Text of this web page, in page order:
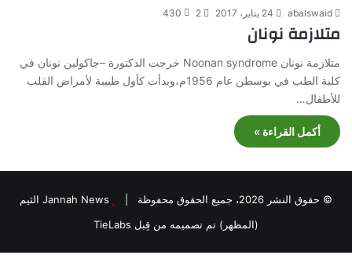
abalswaid 24 يناير، 2017 2
430
متلازمة نونان
متلازمة نونان Noonan syndrome خرجت الدكتورة –جاكولين نونان في
كلية الطب في بوسطن عام 1956م،وبدأت كأول طبيبة لأمراض القلب
للأطفال…
أكمل القراءة »
© حقوق النشر 2026، جميع الحقوق محفوظة |
Jannah News الثيم
(المظهر) تم تصميمه من قِبل TieLabs